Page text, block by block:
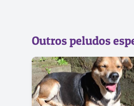
Outros peludos